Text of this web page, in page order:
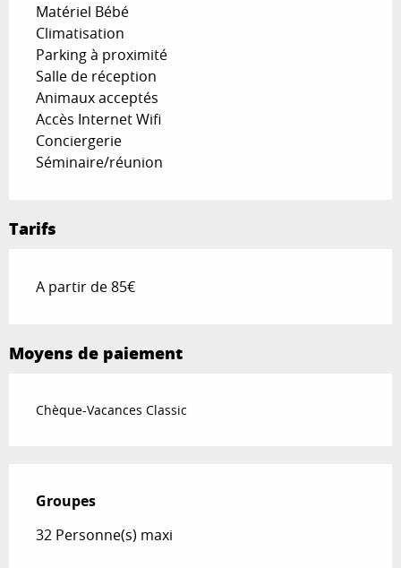
Matériel Bébé
Climatisation
Parking à proximité
Salle de réception
Animaux acceptés
Accès Internet Wifi
Conciergerie
Séminaire/réunion
Tarifs
A partir de 85€
Moyens de paiement
Chèque-Vacances Classic
Groupes
Groupes
32 Personne(s) maxi